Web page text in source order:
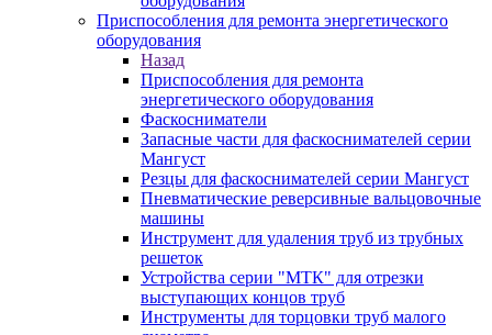
Приспособления для ремонта энергетического
оборудования
Назад
Приспособления для ремонта
энергетического оборудования
Фаскосниматели
Запасные части для фаскоснимателей серии
Мангуст
Резцы для фаскоснимателей серии Мангуст
Пневматические реверсивные вальцовочные
машины
Инструмент для удаления труб из трубных
решеток
Устройства серии "МТК" для отрезки
выступающих концов труб
Инструменты для торцовки труб малого